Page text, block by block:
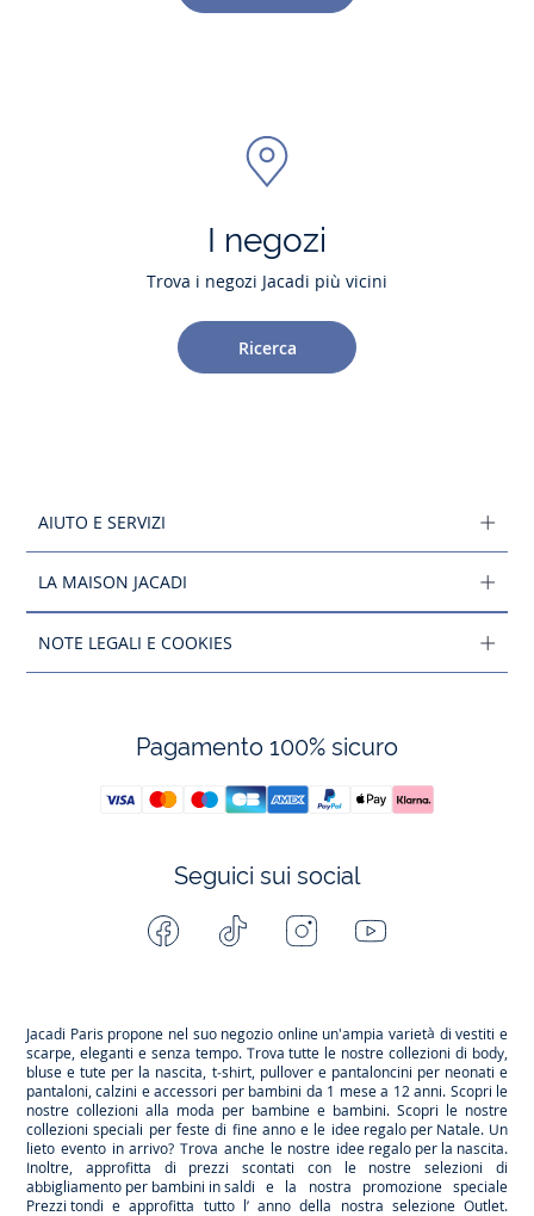
I negozi
Trova i negozi Jacadi più vicini
Ricerca
AIUTO E SERVIZI
LA MAISON JACADI
NOTE LEGALI E COOKIES
Pagamento 100% sicuro
Seguici sui social
Facebook Tiktok InstagramYoutube
Jacadi Paris propone nel suo negozio online un'ampia varietà di vestiti e
scarpe, eleganti e senza tempo. Trova tutte le nostre collezioni di body,
bluse e tute per la nascita, t-shirt, pullover e pantaloncini per neonati e
pantaloni, calzini e accessori per bambini da 1 mese a 12 anni. Scopri le
nostre collezioni alla moda per bambine e bambini. Scopri le nostre
collezioni speciali per feste di fine anno e le idee regalo per Natale. Un
lieto evento in arrivo? Trova anche le nostre idee regalo per la nascita.
Inoltre, approfitta di prezzi scontati con le nostre selezioni di
abbigliamento per bambini in saldi e la nostra promozione speciale
Prezzi tondi e approfitta tutto l’ anno della nostra selezione Outlet.